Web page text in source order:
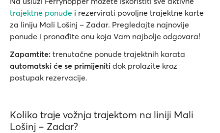
trajektne ponude i rezervirati povoljne trajektne karte
za liniju Mali Lošinj – Zadar. Pregledajte najnovije
ponude i pronađite onu koja Vam najbolje odgovara!
Zapamtite: trenutačne ponude trajektnih karata
automatski će se primijeniti dok prolazite kroz
postupak rezervacije.
Koliko traje vožnja trajektom na liniji Mali
Lošinj – Zadar?